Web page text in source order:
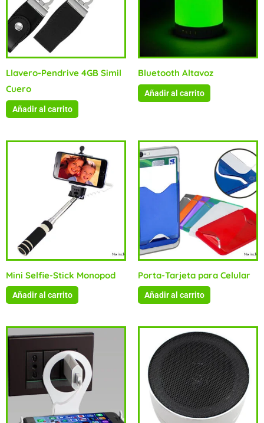
Llavero-Pendrive 4GB Simil
Cuero
Añadir al carrito
Bluetooth Altavoz
Añadir al carrito
Mini Selfie-Stick Monopod
Añadir al carrito
Porta-Tarjeta para Celular
Añadir al carrito